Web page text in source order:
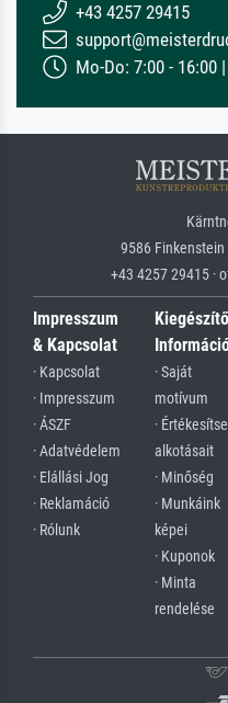
+43 4257 29415
Mo-Do: 7:00 - 16:00
9586 Finkenstein
+43 4257 29415 ·
Impresszum
& Kapcsolat
· Kapcsolat
· Impresszum
· ÁSZF
· Adatvédelem
· Elállási Jog
· Reklamáció
· Rólunk
Kiegészítő
· Saját
motívum
· Értékesítse
alkotásait
· Minőség
· Munkáink
képei
· Kuponok
· Minta
rendelése